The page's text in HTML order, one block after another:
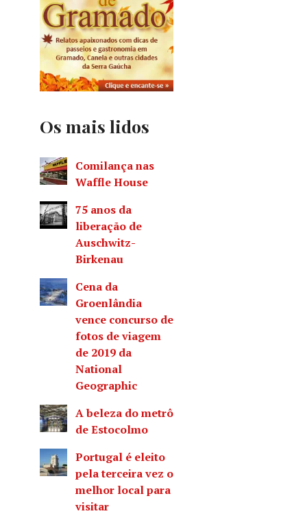
Os mais lidos
Comilança nas
Waffle House
75 anos da
liberação de
Auschwitz-
Birkenau
Cena da
Groenlândia
vence concurso de
fotos de viagem
de 2019 da
National
Geographic
A beleza do metrô
de Estocolmo
Portugal é eleito
pela terceira vez o
melhor local para
visitar